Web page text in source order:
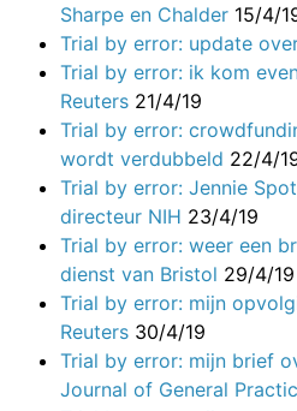
Sharpe en Chalder 15/4/
Trial by error: update
Trial by error: ik kom
Reuters 21/4/19
Trial by error:
wordt verdubbeld 22/4/
Trial by error: Jennie
directeur NIH 23/4/19
Trial by error: weer een
dienst van Bristol 29/4/19
Trial by error: mijn
Reuters 30/4/19
Trial by error: mijn brief
Journal of General